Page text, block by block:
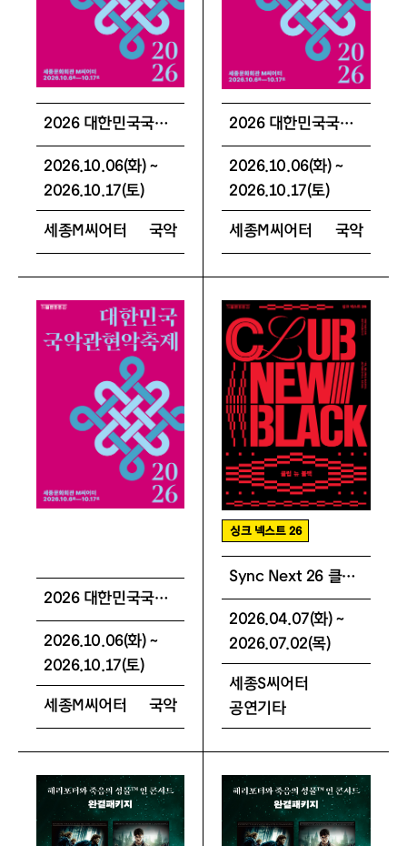
2026 대한민국국악관현악축제 매니아 패키지
2026.10.06(화) ~
2026.10.17(토)
세종M씨어터 국악
2026 대한민국국악관현악축제 스페셜 패키지
2026.10.06(화) ~
2026.10.17(토)
세종M씨어터 국악
2026 대한민국국악관현악축제 미니 패키지
2026.10.06(화) ~
2026.10.17(토)
세종M씨어터 국악
싱크 넥스트 26
Sync Next 26 클럽 뉴 블랙
2026.04.07(화) ~
2026.07.02(목)
세종S씨어터
공연기타